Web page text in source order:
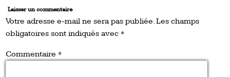
Laisser un commentaire
Votre adresse e-mail ne sera pas publiée.Les champs
obligatoires sont indiqués avec *
Commentaire *